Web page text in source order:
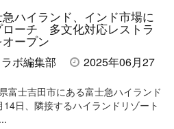
ブ
ッ
ク
ー
ク
事
を
購
す
る
ガ
登
録
る
急ハイランド、インド市場に
ローチ 多文化対応レストラ
オープン
ボ編集部
2025年06月27
富士吉田市にある富士急ハイランド
14日、隣接するハイランドリゾート